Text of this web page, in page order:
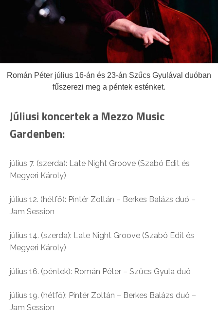
Román Péter július 16-án és 23-án Szűcs Gyulával duóban
fűszerezi meg a péntek esténket.
Júliusi koncertek a Mezzo Music
Gardenben:
július 7. (szerda): Late Night Groove (Szabó Edit és
Megyeri Károly)
július 12. (hétfő): Pintér Zoltán – Berkes Balázs duó –
Jam Session
július 14. (szerda): Late Night Groove (Szabó Edit és
Megyeri Károly)
július 16. (péntek): Román Péter – Szűcs Gyula duó
július 19. (hétfő): Pintér Zoltán – Berkes Balázs duó –
Jam Session